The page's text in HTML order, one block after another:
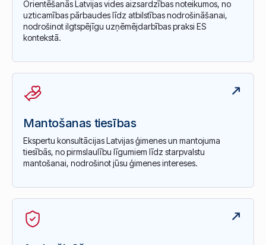
Orientēšanās Latvijas vides aizsardzības noteikumos, no
uzticamības pārbaudes līdz atbilstības nodrošināšanai,
nodrošinot ilgtspējīgu uzņēmējdarbības praksi ES
kontekstā.
Mantošanas tiesības
Ekspertu konsultācijas Latvijas ģimenes un mantojuma
tiesībās, no pirmslaulību līgumiem līdz starpvalstu
mantošanai, nodrošinot jūsu ģimenes intereses.